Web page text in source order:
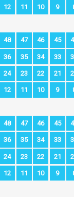
12 11 10 9
48 47 46 45
36 35 34 33
24 23 22 21
12 11 10 9
48 47 46 45
36 35 34 33
24 23 22 21
12 11 10 9